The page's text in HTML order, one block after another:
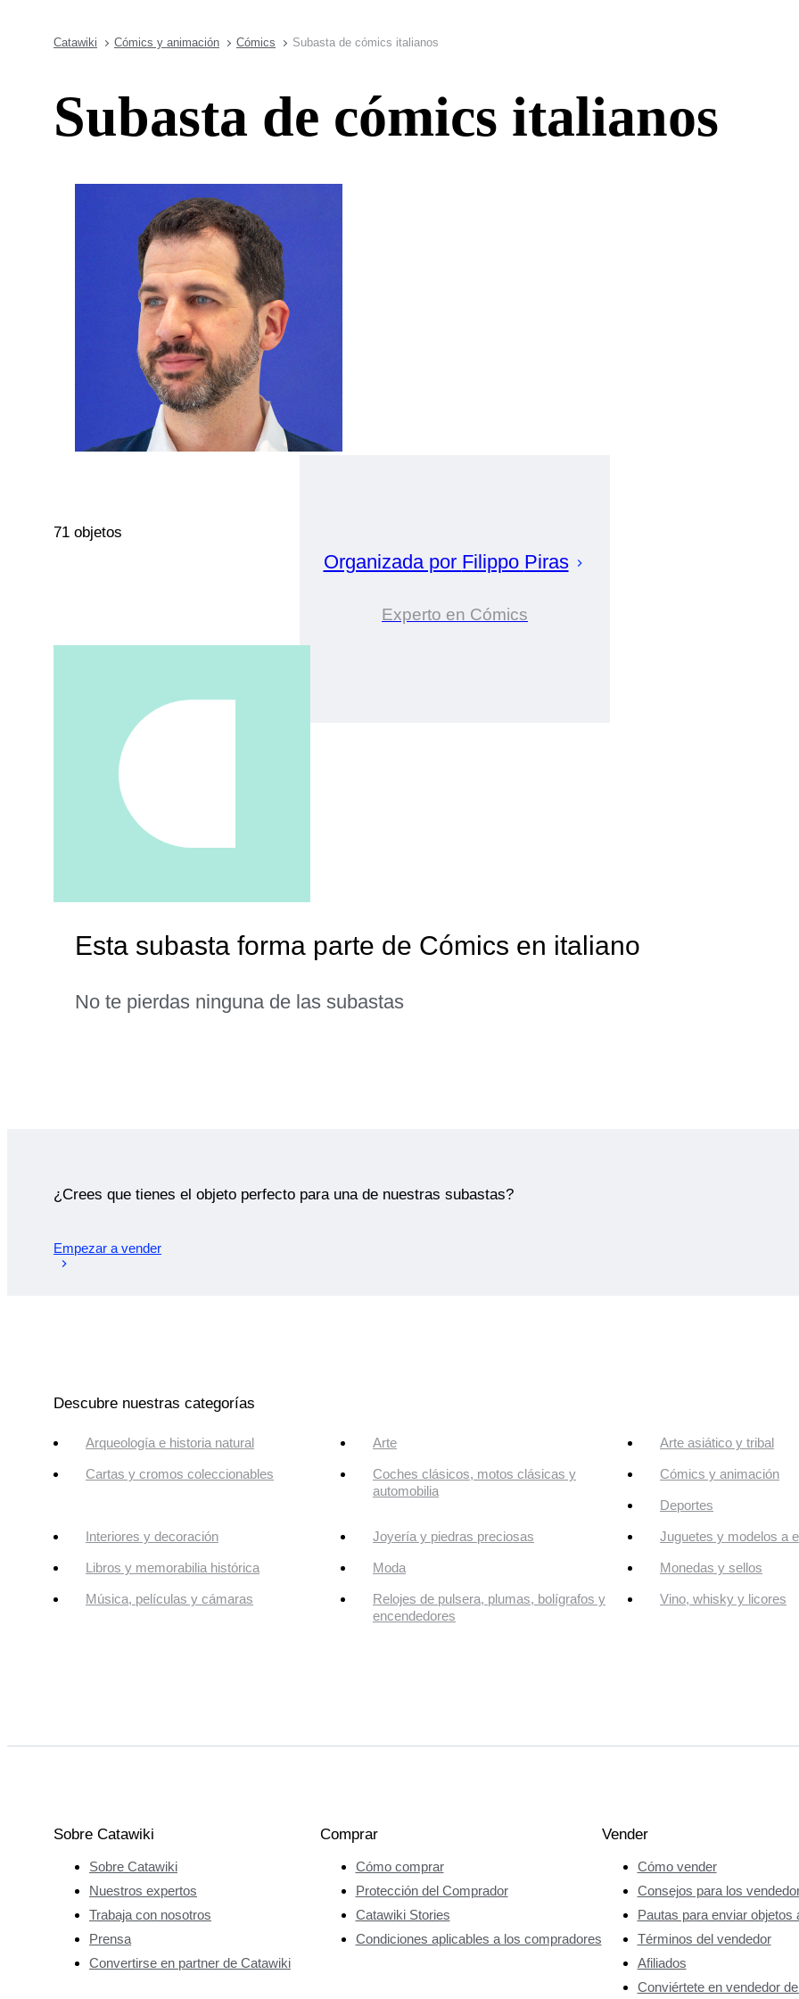
Catawiki Cómics y animación Cómics Subasta de cómics italianos
Subasta de cómics italianos
Organizada por Filippo Piras
Experto en Cómics
71 objetos
Esta subasta forma parte de Cómics en italiano
No te pierdas ninguna de las subastas
¿Crees que tienes el objeto perfecto para una de nuestras subastas?
Empezar a vender
Descubre nuestras categorías
Arqueología e historia natural Arte Arte asiático y tribal
Cartas y cromos coleccionables
Coches clásicos, motos clásicas y
automobilia
Cómics y animación
Deportes
Interiores y decoración Joyería y piedras preciosas Juguetes y modelos a
Libros y memorabilia histórica Moda Monedas y sellos
Música, películas y cámaras
Relojes de pulsera, plumas, bolígrafos y
encendedores
Vino, whisky y licores
Sobre Catawiki
Sobre Catawiki
Nuestros expertos
Trabaja con nosotros
Prensa
Convertirse en partner de Catawiki
Comprar
Cómo comprar
Protección del Comprador
Catawiki Stories
Condiciones aplicables a los compradores
Vender
Cómo vender
Consejos para los
Pautas para enviar objetos
Términos del vendedor
Afiliados
Conviértete en vendedor